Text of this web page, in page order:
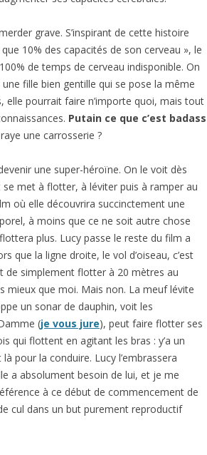
grave. S’inspirant de cette histoire
10% des capacités de son cerveau », le
de temps de cerveau indisponible. On
fille bien gentille qui se pose la même
elle pourrait faire n’importe quoi, mais tout
Putain ce que c’est badass
une carrosserie ?
une super-héroïne. On le voit dès
met à flotter, à léviter puis à ramper au
où elle découvrira succinctement une
à moins que ce ne soit autre chose
plus. Lucy passe le reste du film a
que la ligne droite, le vol d’oiseau, c’est
de simplement flotter à 20 mètres au
mieux que moi. Mais non. La meuf lévite
un sonar de dauphin, voit les
(je vous jure), peut faire flotter ses
qui flottent en agitant les bras : y’a un
pour la conduire. Lucy l’embrassera
a absolument besoin de lui, et je me
à ce début de commencement de
cul dans un but purement reproductif